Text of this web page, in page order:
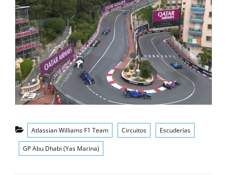
Categorías
Atlassian Williams F1 Team Circuitos Escuderías
GP Abu Dhabi (Yas Marina)